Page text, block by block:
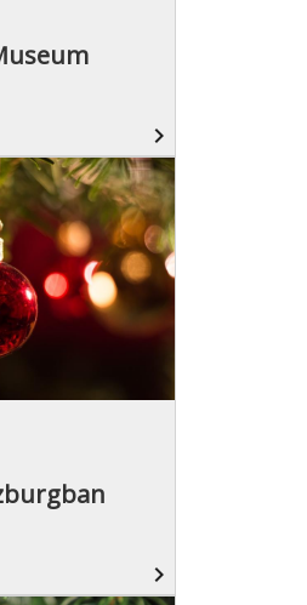
navigate_next
navigate_next